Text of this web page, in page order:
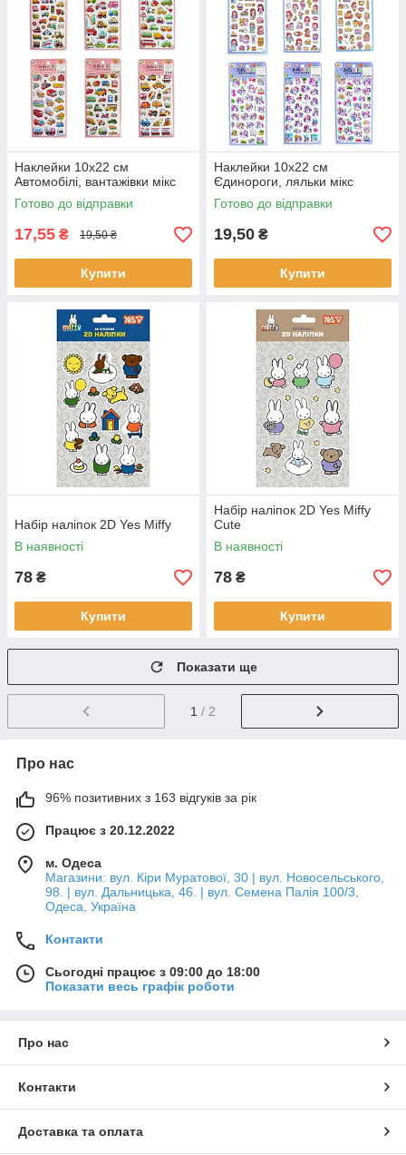
Наклейки 10х22 см
Автомобілі, вантажівки мікс
Готово до відправки
17,55 ₴ 19,50 ₴
Купити
Наклейки 10х22 см
Єдинороги, ляльки мікс
Готово до відправки
19,50 ₴
Купити
Набір наліпок 2D Yes Miffy
В наявності
78 ₴
Купити
Набір наліпок 2D Yes Miffy
Cute
В наявності
78 ₴
Купити
Показати ще
1 / 2
Про нас
96% позитивних з 163 відгуків за рік
Працює з 20.12.2022
м. Одеса
Магазини: вул. Кіри Муратової, 30 | вул. Новосельського,
98. | вул. Дальницька, 46. | вул. Семена Палія 100/3,
Одеса, Україна
Контакти
Сьогодні працює з 09:00 до 18:00
Показати весь графік роботи
Про нас
Контакти
Доставка та оплата